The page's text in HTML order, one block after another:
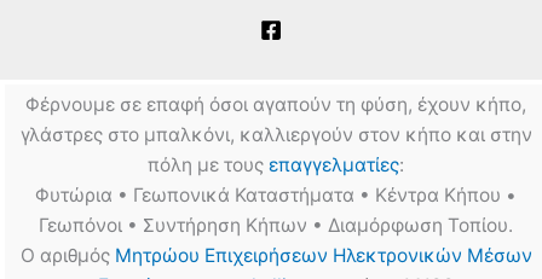
Φέρνουμε σε επαφή όσοι αγαπούν τη φύση, έχουν κήπο,
γλάστρες στο μπαλκόνι, καλλιεργούν στον κήπο και στην
πόλη με τους επαγγελματίες:
Φυτώρια • Γεωπονικά Καταστήματα • Κέντρα Κήπου •
Γεωπόνοι • Συντήρηση Κήπων • Διαμόρφωση Τοπίου.
Ο αριθμός Μητρώου Επιχειρήσεων Ηλεκτρονικών Μέσων